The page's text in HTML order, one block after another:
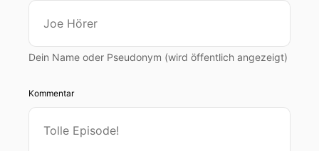
Dein Name oder Pseudonym (wird öffentlich angezeigt)
Kommentar